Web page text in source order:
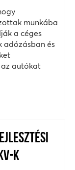
munkába
a céges
adózásban és
autókat
K